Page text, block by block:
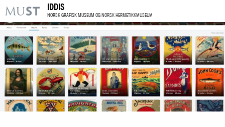
KR
M
BESØK OSS
UTSTILLINGER
ARRANGEMENTER
LÆRING
IDDIS
NORSK GRAFISK MUSEUM OG NORSK HERMETIKKMUSEUM